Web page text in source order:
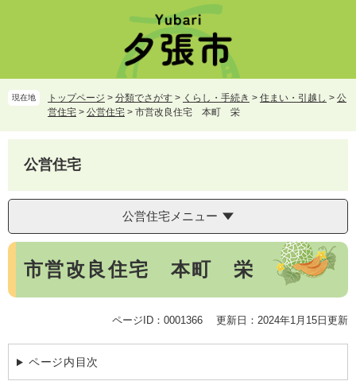
頭
で
飛
ば
て
へ
現在地 トップページ > 分類でさがす > くらし・手続き > 住まい・引越し > 公
営住宅 > 公営住宅 > 市営改良住宅 本町 栄
公営住宅
公営住宅メニュー
本
市営改良住宅 本町 栄
ページID：0001366 更新日：2024年1月15日更新
ページ内目次